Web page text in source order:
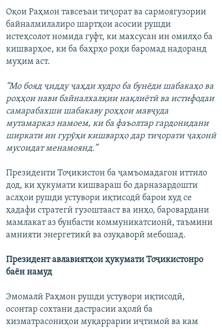
Оқои Раҳмон тавсеъаи тиҷорат ва сармоягузории
байналмилалиро шартҳои асосии рушди
истеҳсолот номида гуфт, ки махсусан ин омилҳо ба
кишварҳое, ки ба баҳрҳо роҳи баромад надоранд
муҳим аст.
“Мо бояд ҷидду ҷаҳди худро ба бунёди шабакаҳо ва
роҳҳои нави байналхалқии нақлиётӣ ва истифодаи
самарабахши шабакаву роҳҳои мавҷуда
мутамарказ намоем, ки ба фаъолтар гардонидани
ширкати ин гурӯҳи кишварҳо дар тиҷорати ҷаҳонӣ
мусоидат менамоянд.”
Президенти Тоҷикистон ба ҷамъомадагон иттило
дод, ки ҳукумати кишвараш бо дарназардошти
аслҳои рушди устувори иқтисодӣ барои худ се
ҳадафи стратегӣ гузоштааст ва инҳо, баровардани
мамлакат аз бунбасти коммуникатсионӣ, таъмини
амнияти энергетикӣ ва озуқаворӣ мебошад.
Президент авлавиятҳои ҳукумати Тоҷикистонро
баён намуд
Эмомалӣ Раҳмон рушди устувори иқтисодӣ,
осонтар сохтани дастрасии аҳолӣ ба
хизматрасониҳои муқаррарии иҷтимоӣ ва кам